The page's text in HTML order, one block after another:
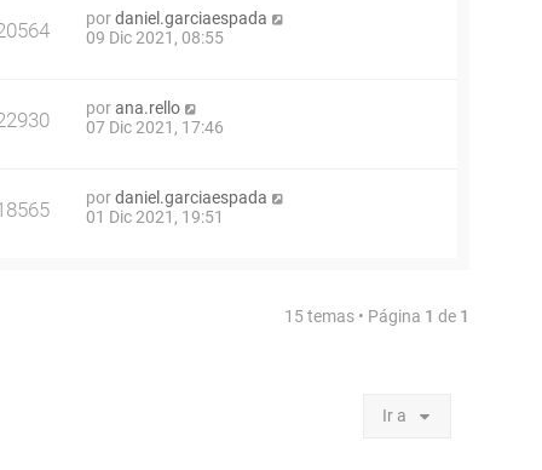
pordaniel.garciaespada
09 Dic 2021, 08:55
porana.rello
07 Dic 2021, 17:46
pordaniel.garciaespada
01 Dic 2021, 19:51
15 temas • Página 1 de 1
Ir a